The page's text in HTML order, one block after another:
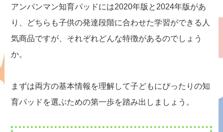
アンパンマン知育パッドには2020年版と2024年版があ
り、どちらも子供の発達段階に合わせた学習ができる人
気商品ですが、それぞれどんな特徴があるのでしょう
か。
まずは両方の基本情報を理解して子どもにぴったりの知
育パッドを選ぶための第一歩を踏み出しましょう。